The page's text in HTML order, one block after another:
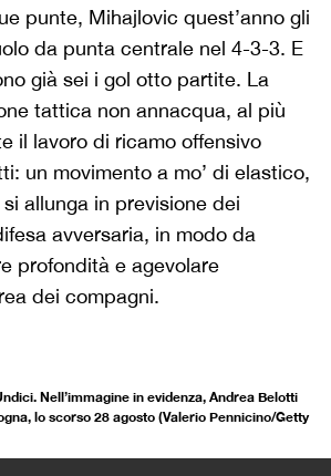
punte, Mihajlovic quest’anno gli
da punta centrale nel 4-3-3. E
già sei i gol otto partite. La
tattica non annacqua, al più
il lavoro di ricamo offensivo
un movimento a mo’ di elastico,
allunga in previsione dei
avversaria, in modo da
profondità e agevolare
dei compagni.
Nell’immagine in evidenza, Andrea Belotti
lo scorso 28 agosto (Valerio Pennicino/Getty